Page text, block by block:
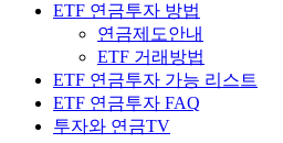
ETF 연금투자 방법
연금제도안내
ETF 거래방법
ETF 연금투자 가능 리스트
ETF 연금투자 FAQ
투자와 연금TV